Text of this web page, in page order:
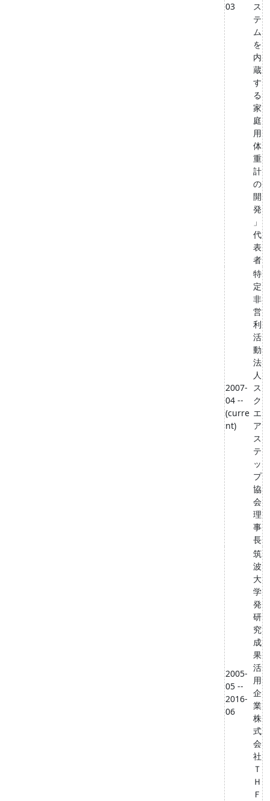
03
ス
テ
ム
を
内
蔵
す
る
家
庭
用
体
重
計
の
開
発
」
代
表
者
2007-
04 --
(curre
nt)
特
定
非
営
利
活
動
法
人
ス
ク
エ
ア
ス
テ
ッ
プ
協
会
理
事
長
2005-
05 --
2016-
06
筑
波
大
学
発
研
究
成
果
活
用
企
業
株
式
会
社
Ｔ
Ｈ
Ｆ